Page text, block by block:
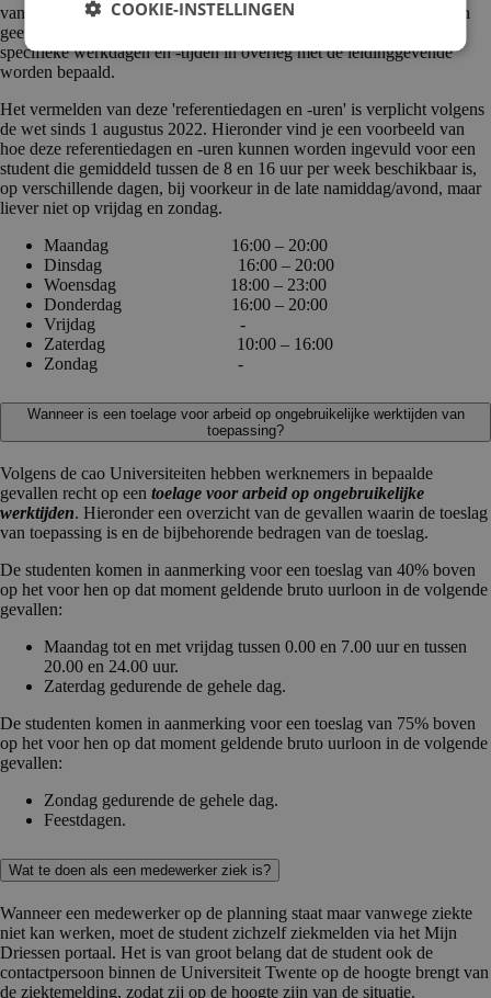
van wanneer de student beschikbaar is voor werk, en hieruit kunnen
geen strikte verplichtingen worden afgeleid. In de praktijk zullen de
specifieke werkdagen en -tijden in overleg met de leidinggevende
worden bepaald.
Het vermelden van deze 'referentiedagen en -uren' is verplicht volgens
de wet sinds 1 augustus 2022. Hieronder vind je een voorbeeld van
hoe deze referentiedagen en -uren kunnen worden ingevuld voor een
student die gemiddeld tussen de 8 en 16 uur per week beschikbaar is,
op verschillende dagen, bij voorkeur in de late namiddag/avond, maar
liever niet op vrijdag en zondag.
Maandag 16:00 – 20:00
Dinsdag 16:00 – 20:00
Woensdag 18:00 – 23:00
Donderdag 16:00 – 20:00
Vrijdag -
Zaterdag 10:00 – 16:00
Zondag -
Wanneer is een toelage voor arbeid op ongebruikelijke werktijden van
toepassing?
Volgens de cao Universiteiten hebben werknemers in bepaalde
gevallen recht op een toelage voor arbeid op ongebruikelijke
werktijden. Hieronder een overzicht van de gevallen waarin de toeslag
van toepassing is en de bijbehorende bedragen van de toeslag.
De studenten komen in aanmerking voor een toeslag van 40% boven
op het voor hen op dat moment geldende bruto uurloon in de volgende
gevallen:
Maandag tot en met vrijdag tussen 0.00 en 7.00 uur en tussen
20.00 en 24.00 uur.
Zaterdag gedurende de gehele dag.
De studenten komen in aanmerking voor een toeslag van 75% boven
op het voor hen op dat moment geldende bruto uurloon in de volgende
gevallen:
Zondag gedurende de gehele dag.
Feestdagen.
Wat te doen als een medewerker ziek is?
Wanneer een medewerker op de planning staat maar vanwege ziekte
niet kan werken, moet de student zichzelf ziekmelden via het Mijn
Driessen portaal. Het is van groot belang dat de student ook de
contactpersoon binnen de Universiteit Twente op de hoogte brengt van
de ziektemelding, zodat zij op de hoogte zijn van de situatie.
COOKIE-INSTELLINGEN